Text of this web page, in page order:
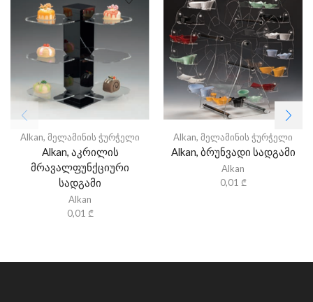
Alkan, მელამინის ჭურჭელი
Alkan, აკრილის
მრავალფუნქციური
სადგამი
Alkan
0,01 ₾
Alkan, მელამინის ჭურჭელი
Alkan, ბრუნვადი სადგამი
Alkan
0,01 ₾